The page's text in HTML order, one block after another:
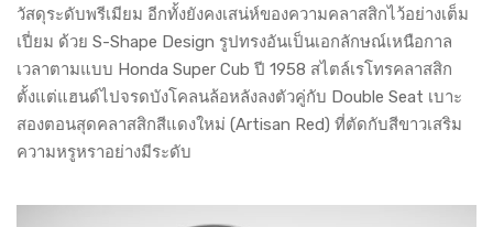
วัสดุระดับพรีเมียม อีกทั้งยังคงเสน่ห์ของความคลาสสิกไว้อย่างเต็ม
เปี่ยม ด้วย S-Shape Design รูปทรงอันเป็นเอกลักษณ์เหนือกาล
เวลาตามแบบ Honda Super Cub ปี 1958 สไตล์เรโทรคลาสสิก
ตั้งแต่แฮนด์ไปจรดบังโคลนล้อหลังลงตัวคู่กับ Double Seat เบาะ
สองตอนสุดคลาสสิกสีแดงใหม่ (Artisan Red) ที่ตัดกับสีขาวเสริม
ความหรูหราอย่างมีระดับ